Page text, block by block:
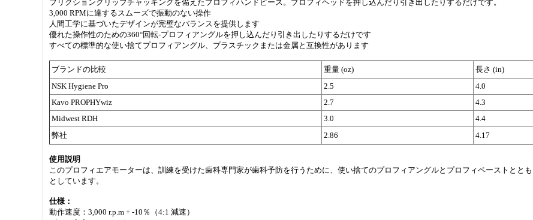
フリクショングリップチャッキングを備えたプロフィハンドピース。プロフィヘッドを押し込んだり引き出したりするだけです。
3,000 RPMに達するスムーズで振動のない操作
人間工学に基づいたデザインが完璧なバランスを提供します
優れた操作性のための360°回転-プロフィアングルを押し込んだり引き出したりするだけです
すべての標準的な使い捨てプロフィアングル、プラスチックまたは金属と互換性があります
ブランドの比較 重量 (oz)
長さ (in)
NSK Hygiene Pro
2.5
4.0
Kavo PROPHYwiz
2.7
4.3
Midwest RDH
3.0
4.4
弊社
2.86 4.17
使用説明
このプロフィエアモーターは、訓練を受けた歯科専門家が歯科予防を行うために、使い捨てのプロフィアングルとプロフィペーストとと
としています。
仕様：
動作速度：3,000 r.p.m + -10％（4:1 減速）